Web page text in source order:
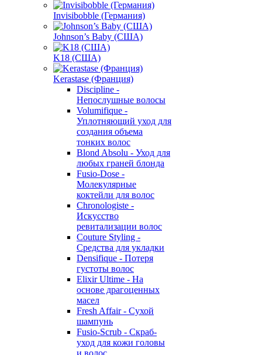
Invisibobble (Германия)
Johnson’s Baby (США)
K18 (США)
Kerastase (Франция)
Discipline -
Непослушные волосы
Volumifique -
Уплотняющий уход для
создания объема
тонких волос
Blond Absolu - Уход для
любых граней блонда
Fusio-Dose -
Молекулярные
коктейли для волос
Chronologiste -
Искусство
ревитализации волос
Couture Styling -
Средства для укладки
Densifique - Потеря
густоты волос
Elixir Ultime - На
основе драгоценных
масел
Fresh Affair - Сухой
шампунь
Fusio-Scrub - Скраб-
уход для кожи головы
и волос